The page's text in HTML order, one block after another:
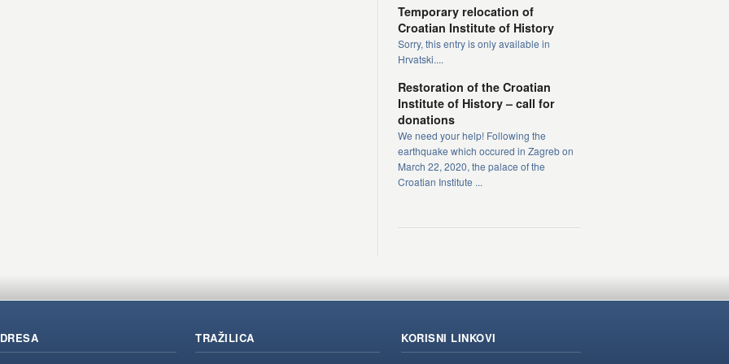
Temporary relocation of
Croatian Institute of History
Sorry, this entry is only available in
Hrvatski....
Restoration of the Croatian
Institute of History – call for
donations
We need your help! Following the
earthquake which occured in Zagreb on
March 22, 2020, the palace of the
Croatian Institute ...
TRAŽILICA KORISNI LINKOVI